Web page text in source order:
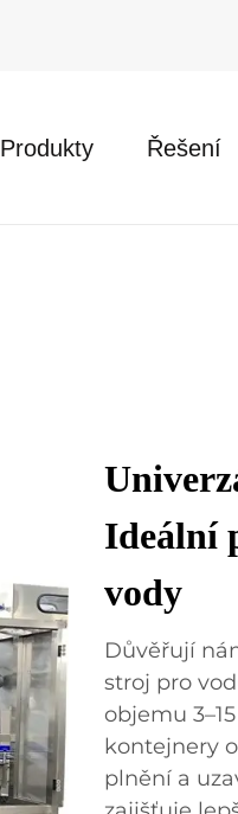
Produkty Řešení
Ideální
vody
Důvěřují
stroj pro
objemu
kontejnery
plnění a